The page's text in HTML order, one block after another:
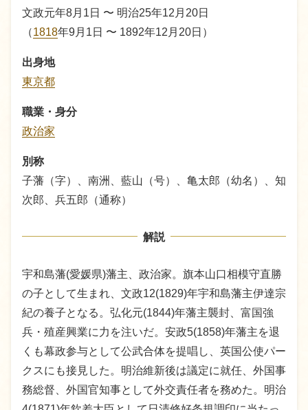
文政元年8月1日 〜 明治25年12月20日
（1818年9月1日 〜 1892年12月20日）
出身地
東京都
職業・身分
政治家
別称
子藩（字）、南洲、藍山（号）、亀太郎（幼名）、知
次郎、兵五郎（通称）
解説
宇和島藩(愛媛県)藩主、政治家。旗本山口相模守直勝
の子として生まれ、文政12(1829)年宇和島藩主伊達宗
紀の養子となる。弘化元(1844)年藩主襲封、富国強
兵・殖産興業に力を注いだ。安政5(1858)年藩主を退
くも幕政参与として公武合体を提唱し、英国公使パー
クスにも接見した。明治維新後は議定に就任、外国事
務総督、外国官知事として外交責任者を務めた。明治